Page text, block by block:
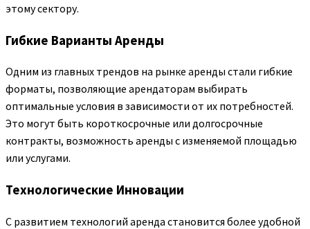
этому сектору.
Гибкие Варианты Аренды
Одним из главных трендов на рынке аренды стали гибкие
форматы, позволяющие арендаторам выбирать
оптимальные условия в зависимости от их потребностей.
Это могут быть короткосрочные или долгосрочные
контракты, возможность аренды с изменяемой площадью
или услугами.
Технологические Инновации
С развитием технологий аренда становится более удобной